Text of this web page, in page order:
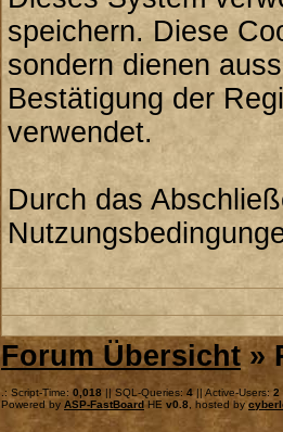
speichern. Diese
sondern dienen
Bestätigung der
verwendet.
Durch das
Forum Übersicht»
.: Script-Time: 0,018 || SQL-Queries: 4 || Active-Users: 2
Powered by ASP-FastBoard HE v0.8 , hosted by